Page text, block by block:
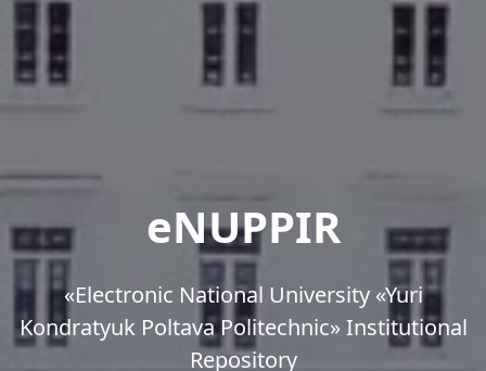
eNUPPIR
«Еlectronic National University «Yuri
Kondratyuk Poltava Politechnic» Institutional
Repository